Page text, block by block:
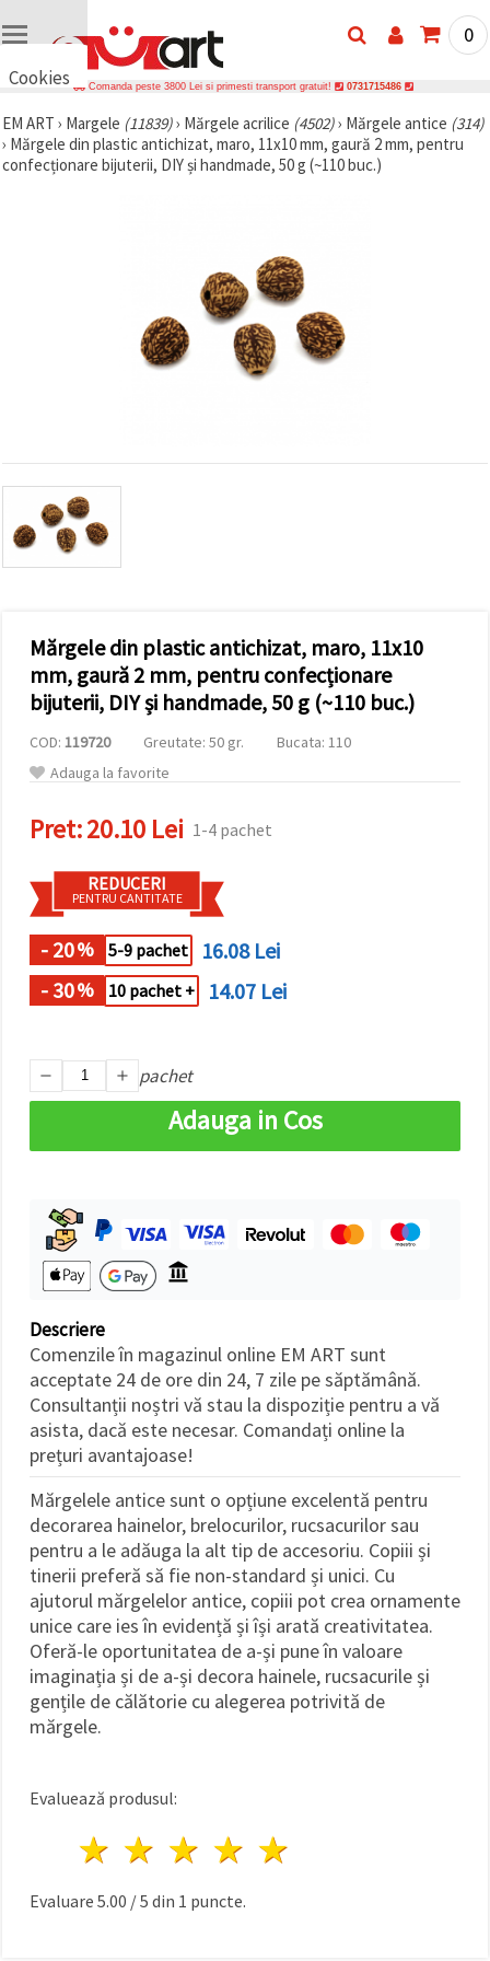
Cookies
vrem să vă
oferim
câteva
cookie -uri.
vizitele.
Puteți fi de
acord să
utilizați
toate
site!" Sau să
vă indicați
preferințele
în setări
selectând
cookie -uri
dat și
făcând clic
"Salvați"
Аcceptati
toate!
Setări
0
Comanda peste 3800 Lei si primesti transport gratuit! 0731715486
EM ART › Margele (11839)› Mărgele acrilice (4502)› Mărgele antice (314)
› Mărgele din plastic antichizat, maro, 11x10 mm, gaură 2 mm, pentru
confecționare bijuterii, DIY și handmade, 50 g (~110 buc.)
Mărgele din plastic antichizat, maro, 11x10
mm, gaură 2 mm, pentru confecționare
bijuterii, DIY și handmade, 50 g (~110 buc.)
COD: 119720 Greutate: 50 gr.
Bucata: 110
Adauga la favorite
Pret:20.10 Lei 1-4 pachet
REDUCERI
PENTRU CANTITATE
- 20% 5-9 pachet
16.08 Lei
- 30% 10 pachet + 14.07 Lei
pachet
Adauga in Cos
Descriere
Comenzile în magazinul online EM ART sunt
acceptate 24 de ore din 24, 7 zile pe săptămână.
Consultanții noștri vă stau la dispoziție pentru a vă
asista, dacă este necesar. Comandați online la
prețuri avantajoase!
Mărgelele antice sunt o opțiune excelentă pentru
decorarea hainelor, brelocurilor, rucsacurilor sau
pentru a le adăuga la alt tip de accesoriu. Copiii și
tinerii preferă să fie non-standard și unici. Cu
ajutorul mărgelelor antice, copiii pot crea ornamente
unice care ies în evidență și își arată creativitatea.
Oferă-le oportunitatea de a-și pune în valoare
imaginația și de a-și decora hainele, rucsacurile și
gențile de călătorie cu alegerea potrivită de
mărgele.
Evaluează produsul:
4 stele
3 stele
2 stele
1 stea
Evaluare 5.00 /5 din 1 puncte.